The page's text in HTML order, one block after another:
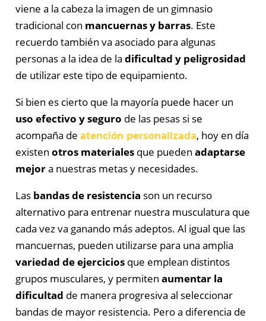
viene a la cabeza la imagen de un gimnasio
tradicional con mancuernas y barras. Este
recuerdo también va asociado para algunas
personas a la idea de la dificultad y peligrosidad
de utilizar este tipo de equipamiento.
Si bien es cierto que la mayoría puede hacer un
uso efectivo y seguro de las pesas si se
acompaña de atención personalizada, hoy en día
existen otros materialesque pueden adaptarse
mejora nuestras metas y necesidades.
Las bandas de resistencia son un recurso
alternativo para entrenar nuestra musculatura que
cada vez va ganando más adeptos. Al igual que las
mancuernas, pueden utilizarse para una amplia
variedad de ejerciciosque emplean distintos
grupos musculares, y permiten aumentar la
dificultad de manera progresiva al seleccionar
bandas de mayor resistencia. Pero a diferencia de